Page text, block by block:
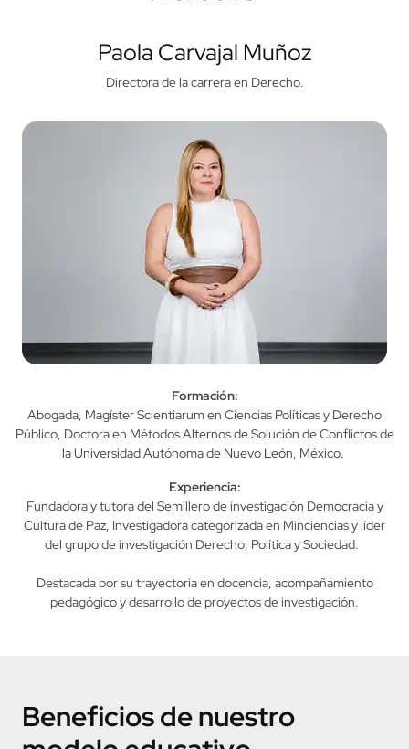
Profesores Destacados:
Directoras y Expertos en
Derecho
Paola Carvajal Muñoz
Directora de la carrera en Derecho.
Formación:
Abogada, Magíster Scientiarum en Ciencias Políticas y Derecho
la Universidad Autónoma de Nuevo León, México.
Experiencia:
Destacada por su trayectoria en docencia, acompañamiento
pedagógico y desarrollo de proyectos de investigación.